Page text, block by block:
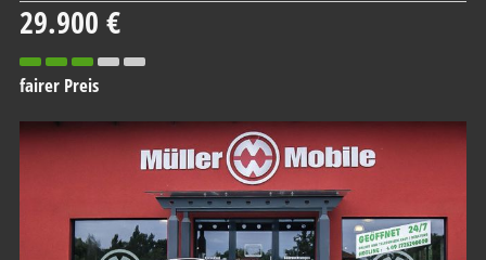
29.900 €
fairer Preis